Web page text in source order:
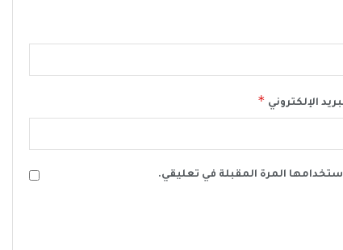
الإلكتروني *
المرة المقبلة في تعليقي.